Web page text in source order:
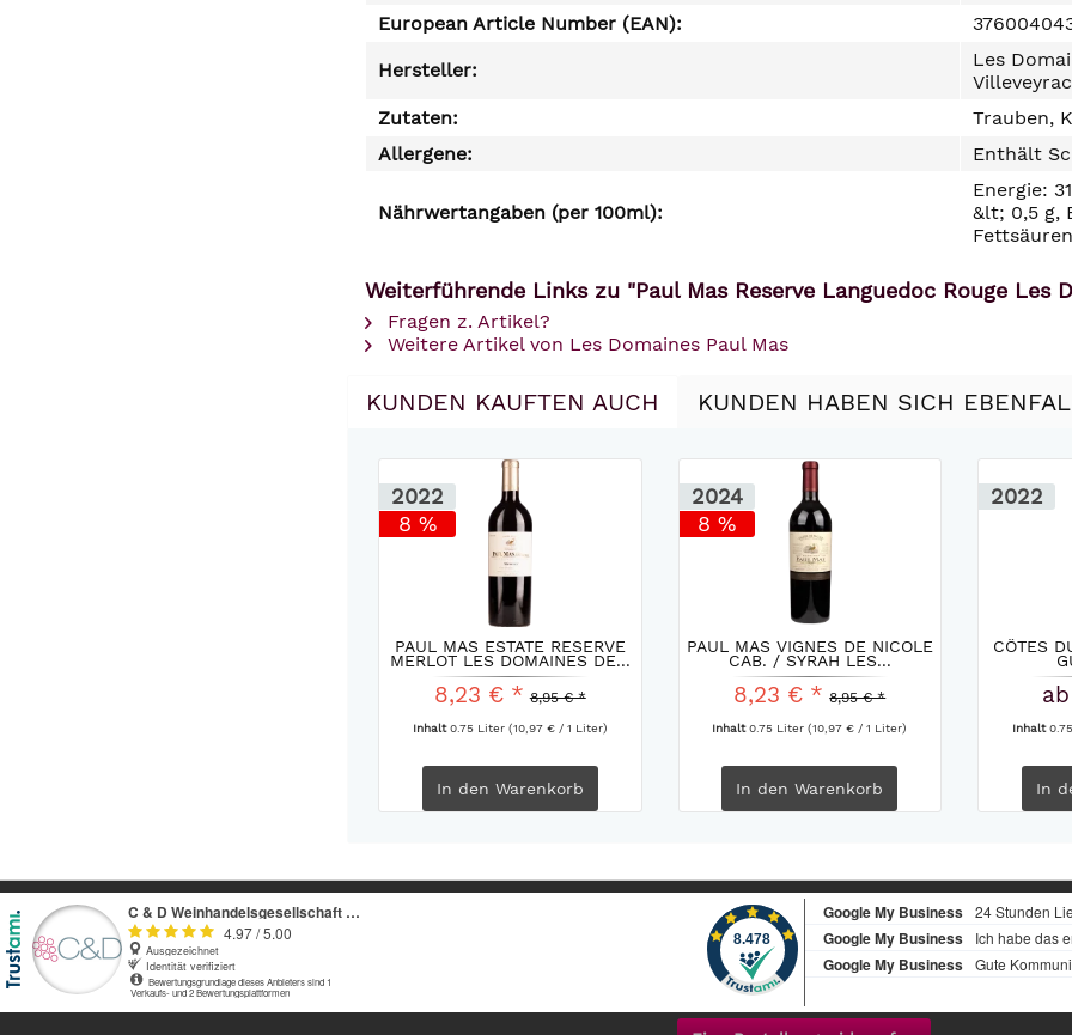
European Article Number (EAN):
Hersteller:
Les
Zutaten:
Trauben,
Allergene:
Enthält
Nährwertangaben (per 100ml):
Energie:
&lt; 0,5 g,
Weiterführende Links zu "Paul Mas Reserve Languedoc Rouge Les
Fragen z. Artikel?
Weitere Artikel von Les Domaines Paul Mas
KUNDEN KAUFTEN AUCH KUNDEN HABEN SICH
2022
8 %
PAUL MAS ESTATE RESERVE
MERLOT LES DOMAINES DE...
8,23 € * 8,95 € *
Inhalt0.75 Liter (10,97 € / 1 Liter)
In den Warenkorb
2024
8 %
PAUL MAS VIGNES DE NICOLE
CAB. / SYRAH LES...
8,23 € * 8,95 € *
Inhalt0.75 Liter(10,97 € / 1 Liter)
In den Warenkorb
2022
CÔTES
Inhalt
In